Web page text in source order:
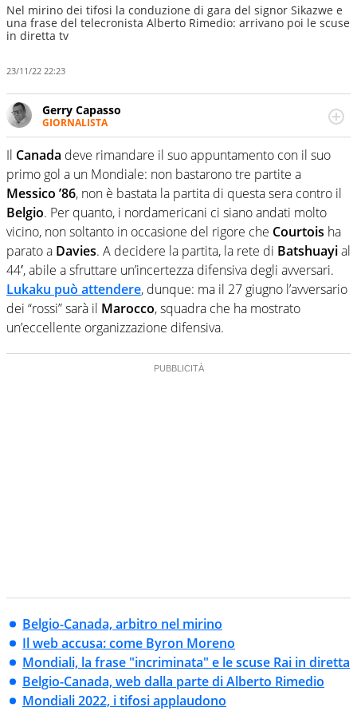
Nel mirino dei tifosi la conduzione di gara del signor Sikazwe e
una frase del telecronista Alberto Rimedio: arrivano poi le scuse
in diretta tv
23/11/22 22:23
Gerry Capasso
GIORNALISTA
Per lui gli sport americani non hanno segreti: basket,
football, baseball e la capacità innata di trovare la notizia
dove altri non vedono granché
Il Canada deve rimandare il suo appuntamento con il suo
primo gol a un Mondiale: non bastarono tre partite a
Messico ’86, non è bastata la partita di questa sera contro il
Belgio. Per quanto, i nordamericani ci siano andati molto
vicino, non soltanto in occasione del rigore che Courtois ha
parato a Davies. A decidere la partita, la rete di Batshuayial
44′, abile a sfruttare un’incertezza difensiva degli avversari.
Lukaku può attendere, dunque: ma il 27 giugno l’avversario
dei “rossi” sarà il Marocco, squadra che ha mostrato
un’eccellente organizzazione difensiva.
Belgio-Canada, arbitro nel mirino
Il web accusa: come Byron Moreno
Mondiali, la frase "incriminata" e le scuse Rai in diretta
Belgio-Canada, web dalla parte di Alberto Rimedio
Mondiali 2022, i tifosi applaudono